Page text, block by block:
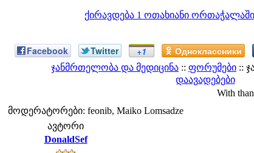
ქირავდება 1 ოთახიანი ორთაჭალაში
Facebook Twitter +1 Одноклассники
ჯანმრთელობა და მედიცინა :: ფორუმები ::
დაავადებები
With
მოდერატორები: feonib, Maiko Lomsadze
ავტორი
DonaldSef